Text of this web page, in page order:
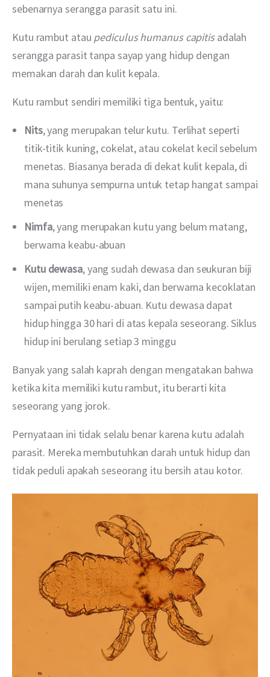
sebenarnya serangga parasit satu ini.
Kutu rambut atau pediculus humanus capitis adalah
serangga parasit tanpa sayap yang hidup dengan
memakan darah dan kulit kepala.
Kutu rambut sendiri memiliki tiga bentuk, yaitu:
Nits, yang merupakan telur kutu. Terlihat seperti
titik-titik kuning, cokelat, atau cokelat kecil sebelum
menetas. Biasanya berada di dekat kulit kepala, di
mana suhunya sempurna untuk tetap hangat sampai
menetas
Nimfa, yang merupakan kutu yang belum matang,
berwarna keabu-abuan
Kutu dewasa, yang sudah dewasa dan seukuran biji
wijen, memiliki enam kaki, dan berwarna kecoklatan
sampai putih keabu-abuan. Kutu dewasa dapat
hidup hingga 30 hari di atas kepala seseorang. Siklus
hidup ini berulang setiap 3 minggu
Banyak yang salah kaprah dengan mengatakan bahwa
ketika kita memiliki kutu rambut, itu berarti kita
seseorang yang jorok.
Pernyataan ini tidak selalu benar karena kutu adalah
parasit. Mereka membutuhkan darah untuk hidup dan
tidak peduli apakah seseorang itu bersih atau kotor.